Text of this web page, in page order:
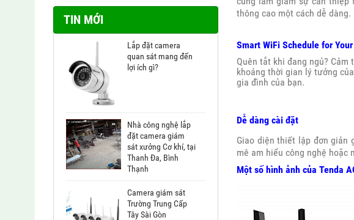
thông cao một cách dễ dàng.
Smart WiFi Schedule for
Quên tắt khi đang ngủ?
khoảng thời gian lý tưởng
gia đình của bạn.
Dễ dàng cài đặt
Giao diện thiết lập đơn giản
mê am hiểu công nghệ hoặc
Một số hình ảnh của Tenda
TIN MỚI
Lắp đặt camera
quan sát mang đến
lợi ích gì?
Nhà công nghệ lắp
đặt camera giám
sát xưởng Cơ khí, tại
Thanh Đa, Bình
Thạnh
Camera giám sát
Trường Trung Cấp
Tây Sài Gòn